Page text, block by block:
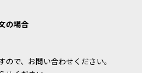
の場合
で、お問い合わせください。